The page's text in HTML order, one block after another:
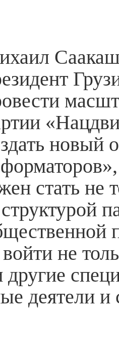
новый
стать не
не
другие
деятели и